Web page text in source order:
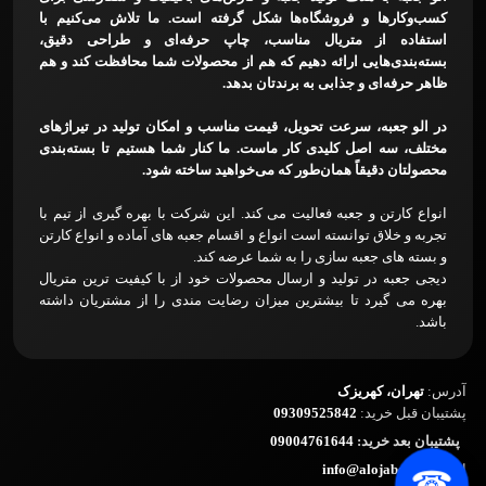
کسب‌وکارها و فروشگاه‌ها شکل گرفته است. ما تلاش می‌کنیم با
استفاده از متریال مناسب، چاپ حرفه‌ای و طراحی دقیق،
بسته‌بندی‌هایی ارائه دهیم که هم از محصولات شما محافظت کند و هم
ظاهر حرفه‌ای و جذابی به برندتان بدهد.
در الو جعبه، سرعت تحویل، قیمت مناسب و امکان تولید در تیراژهای
مختلف، سه اصل کلیدی کار ماست. ما کنار شما هستیم تا بسته‌بندی
محصولتان دقیقاً همان‌طور که می‌خواهید ساخته شود.
انواع کارتن و جعبه فعالیت می کند. این شرکت با بهره گیری از تیم با
تجربه و خلاق توانسته است انواع و اقسام جعبه های آماده و انواع کارتن
و بسته های جعبه سازی را به شما عرضه کند.
دیجی جعبه در تولید و ارسال محصولات خود از با کیفیت ترین متریال
بهره می گیرد تا بیشترین میزان رضایت مندی را از مشتریان داشته
باشد.
آدرس: تهران، کهریزک
پشتیبان قبل خرید: 09309525842
پشتیبان بعد خرید:
ایمیل:info@alojabeh.ir